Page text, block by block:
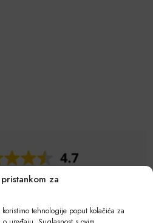
za
tehnologije poput kolačića za